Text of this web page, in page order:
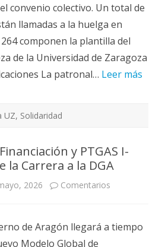
convenio colectivo. Un total de
llamadas a la huelga en
componen la plantilla del
de la Universidad de Zaragoza
La patronal… Leer más
UZ, Solidaridad
y PTGAS I-
la Carrera a la DGA
2026 Comentarios
de Aragón llegará a tiempo
Modelo Global de